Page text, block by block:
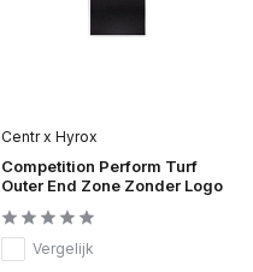
Centr x Hyrox
Competition Perform Turf
Outer End Zone Zonder Logo
Vergelijk